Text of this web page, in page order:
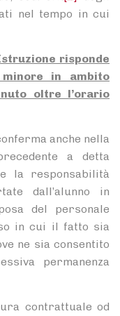
nel tempo in cui
risponde
in ambito
oltre l’orario
anche nella
a detta
la responsabilità
dall’alunno in
del personale
in cui il fatto sia
ne sia consentito
permanenza
contrattuale od